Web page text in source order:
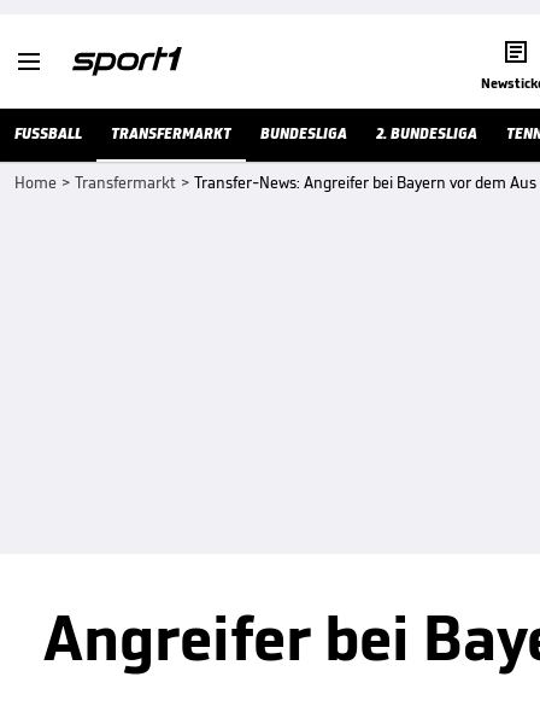
 
FUSSBALL TRANSFERMARKT BUNDESLIGA 2. BUNDESLIGA
Home > Transfermarkt > Transfer-News: Angreifer bei Bayern vor dem Aus
Angreifer bei